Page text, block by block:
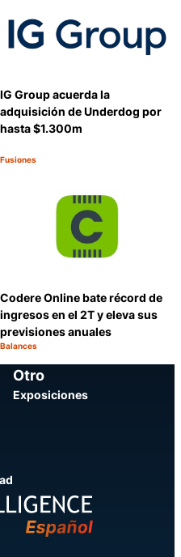
IG Group acuerda la
adquisición de Underdog por
hasta $1.300m
Categoría:
Fusiones
Codere Online bate récord de
ingresos en el 2T y eleva sus
previsiones anuales
Categoría:
Balances
Otro
Exposiciones